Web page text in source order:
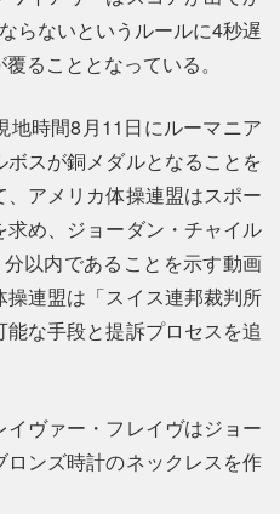
らないというルールに4秒遅
ることとなっている。
地時間8月11日にルーマニア
スが銅メダルとなることを
アメリカ体操連盟はスポー
め、ジョーダン・チャイル
以内であることを示す動画
連盟は「スイス連邦裁判所
な手段と提訴プロセスを追
ヴァー・フレイヴはジョー
ンズ時計のネックレスを作